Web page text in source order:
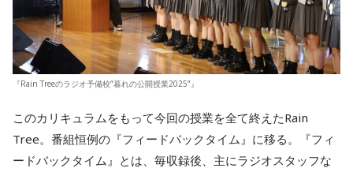
『Rain Treeのラジオ予備校“暮れの公開授業2025”』
このカリキュラムをもって今回の授業を全て終えたRain
Tree。番組恒例の『フィードバックタイム』に移る。『フィ
ードバックタイム』とは、毎収録後、主にラジオスタッフな